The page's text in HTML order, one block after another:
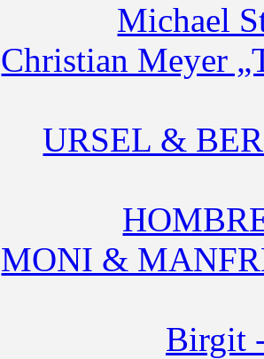
Michael
Christian Meyer
URSEL &
MONI &
Birgit